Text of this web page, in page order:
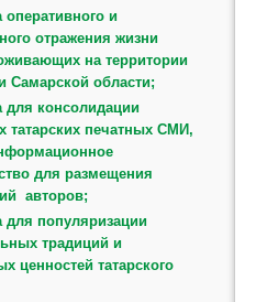
и
отражения жизни
на территории
Самарской области;
для консолидации
татарских печатных СМИ,
для размещения
авторов;
для популяризации
традиций и
ценностей татарского